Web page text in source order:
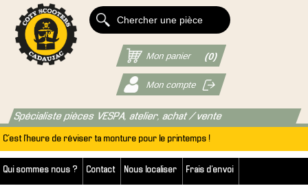
Spécialiste pièces VESPA, atelier, achat / vente
C'est l'heure de réviser ta monture pour le printemps !
Qui sommes nous ? Contact Nous localiser Frais d'envoi
Mon panier (0)
Mon compte